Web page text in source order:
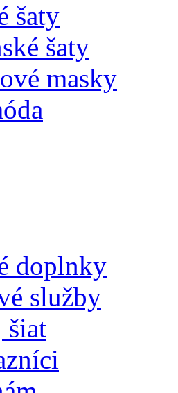
šaty
šaty
masky
doplnky
služby
šiat